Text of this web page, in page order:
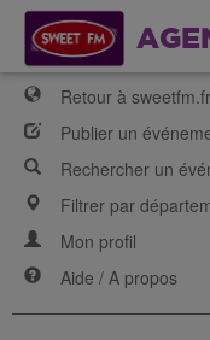
Retour à sweetfm.fr
Publier un
Rechercher un
Filtrer par
Mon profil
Aide / A propos